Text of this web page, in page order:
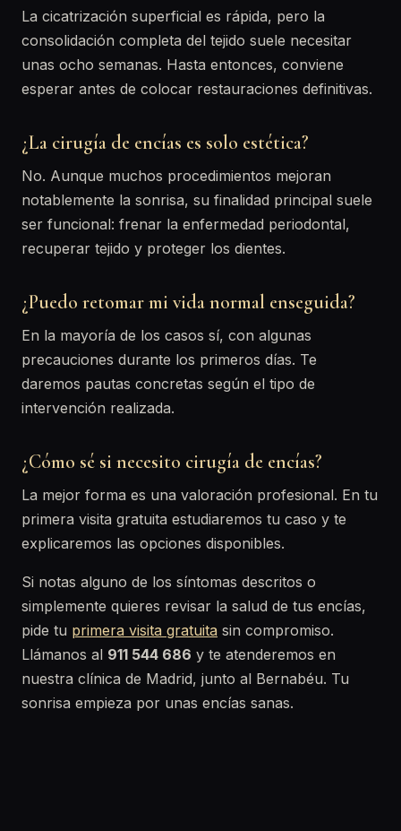
La cicatrización superficial es rápida, pero la
consolidación completa del tejido suele necesitar
unas ocho semanas. Hasta entonces, conviene
esperar antes de colocar restauraciones definitivas.
¿La cirugía de encías es solo estética?
No. Aunque muchos procedimientos mejoran
notablemente la sonrisa, su finalidad principal suele
ser funcional: frenar la enfermedad periodontal,
recuperar tejido y proteger los dientes.
¿Puedo retomar mi vida normal enseguida?
En la mayoría de los casos sí, con algunas
precauciones durante los primeros días. Te
daremos pautas concretas según el tipo de
intervención realizada.
¿Cómo sé si necesito cirugía de encías?
La mejor forma es una valoración profesional. En tu
primera visita gratuita estudiaremos tu caso y te
explicaremos las opciones disponibles.
Si notas alguno de los síntomas descritos o
simplemente quieres revisar la salud de tus encías,
pide tu primera visita gratuita sin compromiso.
Llámanos al 911 544 686 y te atenderemos en
nuestra clínica de Madrid, junto al Bernabéu. Tu
sonrisa empieza por unas encías sanas.